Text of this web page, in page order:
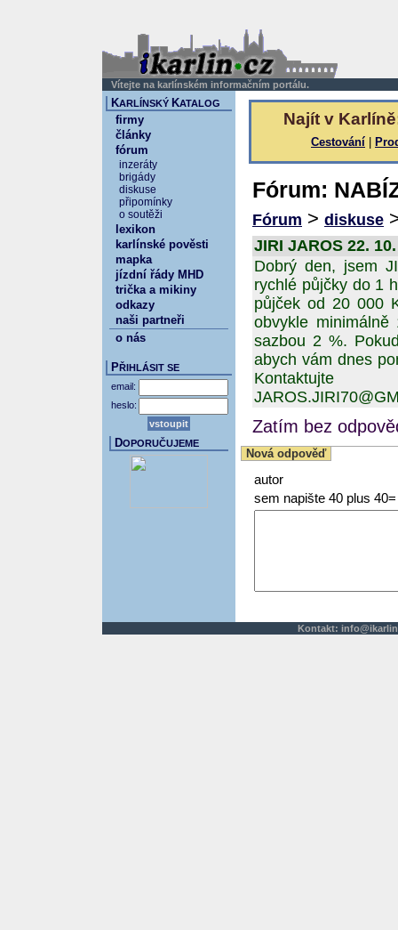
Vítejte na karlínském informačním portálu.
Najít v
Cestování
Fórum:
Fórum > diskuse
JIRI JAROS 22.
Dobrý den, jsem
rychlé půjčky do 1
půjček od 20 000
obvykle
sazbou 2 %.
abych vám dnes
Zatím bez
Nová odpověď
autor
sem napište 40 plus 40=
KARLÍNSKÝ KATALOG
firmy
články
fórum
inzeráty
brigády
diskuse
připomínky
o soutěži
lexikon
karlínské pověsti
mapka
jízdní řády MHD
trička a mikiny
odkazy
naši partneři
o nás
PŘIHLÁSIT SE
email:
heslo:
DOPORUČUJEME
Kontakt: